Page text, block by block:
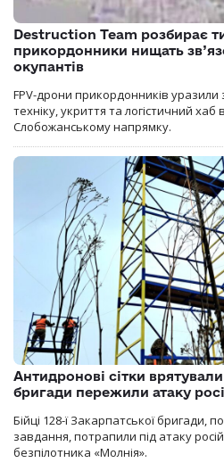
Destruction Team розбирає
прикордонники нищать
окупантів
FPV-дрони прикордонників уразили
техніку, укриття та логістичний хаб
Слобожанському напрямку.
Антидронові сітки врятували
бригади пережили атаку
Бійці 128-ї Закарпатської бригади,
завдання, потрапили під атаку
безпілотника «Молнія».